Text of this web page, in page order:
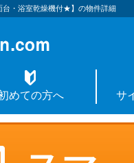
・浴室乾燥機付★】の物件詳細
めての方へ サ